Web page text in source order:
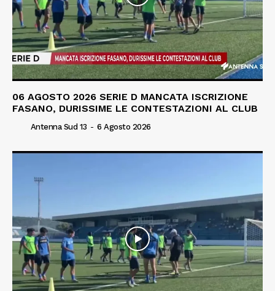
06 AGOSTO 2026 SERIE D MANCATA ISCRIZIONE
FASANO, DURISSIME LE CONTESTAZIONI AL CLUB
Antenna Sud 13 - 6 Agosto 2026